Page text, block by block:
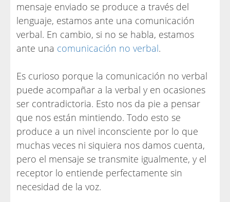
mensaje enviado se produce a través del
lenguaje, estamos ante una comunicación
verbal. En cambio, si no se habla, estamos
ante una comunicación no verbal.
Es curioso porque la comunicación no verbal
puede acompañar a la verbal y en ocasiones
ser contradictoria. Esto nos da pie a pensar
que nos están mintiendo. Todo esto se
produce a un nivel inconsciente por lo que
muchas veces ni siquiera nos damos cuenta,
pero el mensaje se transmite igualmente, y el
receptor lo entiende perfectamente sin
necesidad de la voz.